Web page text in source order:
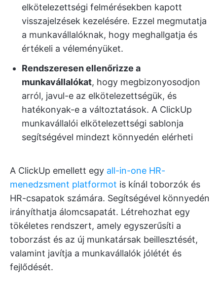
elkötelezettségi felmérésekben kapott
visszajelzések kezelésére. Ezzel megmutatja
a munkavállalóknak, hogy meghallgatja és
értékeli a véleményüket.
Rendszeresen ellenőrizze a
munkavállalókat, hogy megbizonyosodjon
arról, javul-e az elkötelezettségük, és
hatékonyak-e a változtatások. A ClickUp
munkavállalói elkötelezettségi sablonja
segítségével mindezt könnyedén elérheti
A ClickUp emellett egy all-in-one HR-
menedzsment platformot is kínál toborzók és
HR-csapatok számára. Segítségével könnyedén
irányíthatja álomcsapatát. Létrehozhat egy
tökéletes rendszert, amely egyszerűsíti a
toborzást és az új munkatársak beillesztését,
valamint javítja a munkavállalók jólétét és
fejlődését.